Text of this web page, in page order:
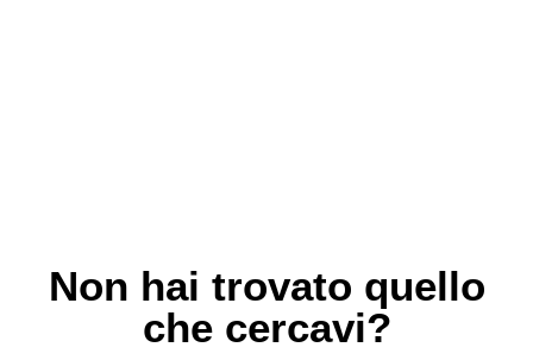
Non hai trovato quello
che cercavi?